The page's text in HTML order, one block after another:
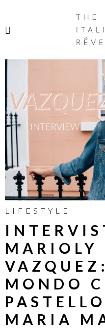
LIFESTYLE
MARIOLY
MONDO
MARIA